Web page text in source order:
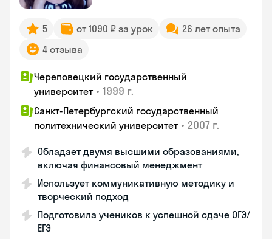
5 от 1090 ₽ за урок
26 лет опыта
4 отзыва
Череповецкий государственный
университет • 1999 г.
Санкт-Петербургский государственный
политехнический университет • 2007 г.
Обладает двумя высшими образованиями,
включая финансовый менеджмент
Использует коммуникативную методику и
творческий подход
Подготовила учеников к успешной сдаче ОГЭ/
ЕГЭ